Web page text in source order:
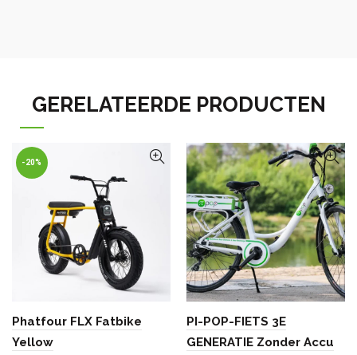
GERELATEERDE PRODUCTEN
-20%
Phatfour FLX Fatbike
Yellow
PI-POP-FIETS 3E
GENERATIE Zonder Accu